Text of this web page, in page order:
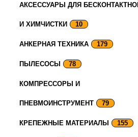
АКСЕССУАРЫ ДЛЯ
И ХИМЧИСТКИ 10
АНКЕРНАЯ ТЕХНИКА 179
ПЫЛЕСОСЫ 78
КОМПРЕССОРЫ И
ПНЕВМОИНСТРУМЕНТ 79
КРЕПЕЖНЫЕ МАТЕРИАЛЫ 155